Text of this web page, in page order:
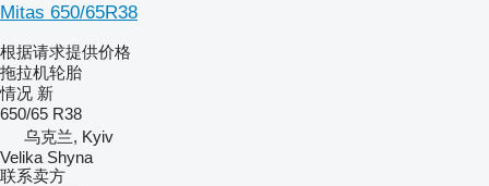
Mitas 650/65R38
根据请求提供价格
拖拉机轮胎
情况 新
650/65 R38
乌克兰, Kyiv
Velika Shyna
联系卖方